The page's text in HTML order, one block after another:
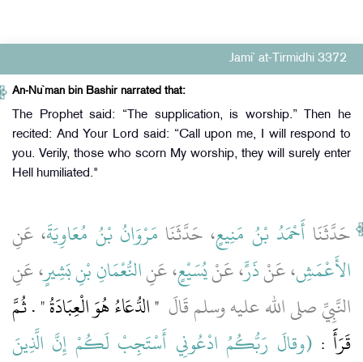
Jami` at-Tirmidhi 3372
An-Nu`man bin Bashir narrated that:
The Prophet said: “The supplication, is worship.” Then he
recited: And Your Lord said: “Call upon me, I will respond to
you. Verily, those who scorn My worship, they will surely enter
Hell humiliated."
حَدَّثَنَا أَحْمَدُ بْنُ مَنِيعٍ، حَدَّثَنَا مَرْوَانُ بْنُ مُعَاوِيَةَ، عَنِ
الأَعْمَشِ، عَنْذَرٍّ، عَنْيُسَيْعٍ، عَنِالنُّعْمَانِ بْنِ بَشِيرٍ، عَنِ
النَّبِيِّ صلى الله عليه وسلم قَالَ ‏ "‏ الدُّعَاءُ هُوَ الْعِبَادَةُ ‏"‏ ‏.‏ ثُمَّ
قَرَأََ ‏:‏ ‏‏ (‏وقالَ رَبُّكُمُ ادْعُونِي أَسْتَجِبْ لَكُمْ إِنَّ الَّذِينَ